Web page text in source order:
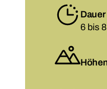
Dauer
6 bis